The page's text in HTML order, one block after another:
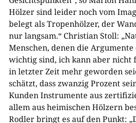
Hölzer sind leider noch vom
belegt als Tropenhölzer, der
nur langsam.“ Christian Stoll:
Menschen, denen die
wichtig sind, ich kann aber nicht
in letzter Zeit mehr geworden
schätzt, dass zwanzig Prozent
Kunden Instrumente aus
allem aus heimischen Hölzern
Rodler bringt es auf den Punkt: